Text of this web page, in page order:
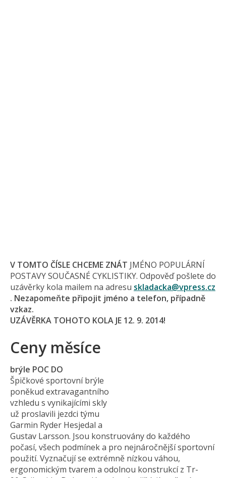
V TOMTO ČÍSLE CHCEME ZNÁT JMÉNO POPULÁRNÍ
POSTAVY SOUČASNÉ CYKLISTIKY. Odpověď pošlete do
uzávěrky kola mailem na adresu skladacka@vpress.cz
. Nezapomeňte připojit jméno a telefon, případně
vzkaz.
UZÁVĚRKA TOHOTO KOLA JE 12. 9. 2014!
Ceny měsíce
brýle POC DO
Špičkové sportovní brýle
poněkud extravagantního
vzhledu s vynikajícími skly
už proslavili jezdci týmu
Garmin Ryder Hesjedal a
Gustav Larsson. Jsou konstruovány do každého
počasí, všech podmínek a pro nejnáročnější sportovní
použití. Vyznačují se extrémně nízkou váhou,
ergonomickým tvarem a odolnou konstrukcí z Tr-